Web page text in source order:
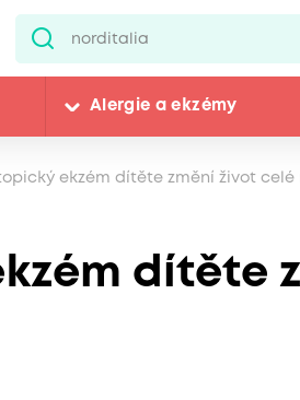
Alergie a ekzémy
ekzém dítěte změní život celé
dítěte